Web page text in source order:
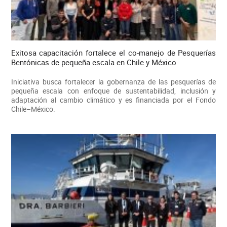
Exitosa capacitación fortalece el co-manejo de Pesquerías
Bentónicas de pequeña escala en Chile y México
Iniciativa busca fortalecer la gobernanza de las pesquerías de
pequeña escala con enfoque de sustentabilidad, inclusión y
adaptación al cambio climático y es financiada por el Fondo
Chile–México.